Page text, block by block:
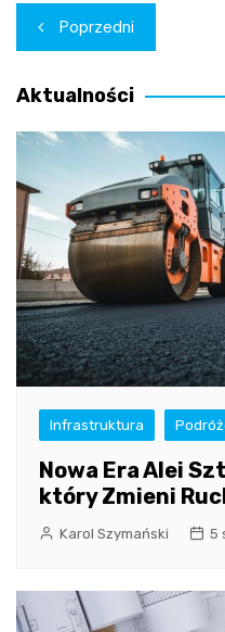
Nawigacja
wpisu
Poprzedni
Aktualności
Infrastruktura
Nowa Era Alei
który Zmieni
Karol Szymański 5